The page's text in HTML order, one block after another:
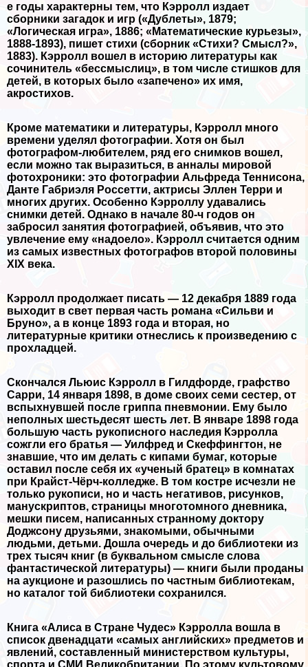
е годы хаpaктерны тем, что Кэрролл издает
сборники загадок и игр («Дублеты», 1879;
«Логическая игра», 1886; «Математические курьезы»,
1888-1893), пишет стихи (сборник «Стихи? Смысл?»,
1883). Кэрролл вошел в историю литературы как
сочинитель «бессмыслиц», в том числе стишков для
детей, в которых было «запечено» их имя,
акростихов.
Кроме математики и литературы, Кэрролл много
времени уделял фотографии. Хотя он был
фотографом-любителем, ряд его снимков вошел,
если можно так выразиться, в анналы мировой
фотохроники: это фотографии Альфреда Теннисона,
Данте Габриэля Россетти, актрисы Эллен Терри и
многих других. Особенно Кэрроллу удавались
снимки детей. Однако в начале 80-ч годов он
забросил занятия фотографией, объявив, что это
увлечение ему «надоело». Кэрролл считается одним
из самых известных фотографов второй половины
XIX века.
Кэрролл продолжает писать — 12 декабря 1889 года
выходит в свет первая часть романа «Сильви и
Бруно», а в конце 1893 года и вторая, но
литературные критики отнеслись к произведению с
прохладцей.
Скончался Льюис Кэрролл в Гилдфорде, графство
Сарри, 14 января 1898, в доме своих семи сестер, от
вспыхнувшей после гриппа пневмонии. Ему было
неполных шестьдесят шесть лет. В январе 1898 года
большую часть рукописного наследия Кэрролла
сожгли его братья — Уилфред и Скеффингтон, не
знавшие, что им делать с кипами бумаг, которые
оставил после себя их «ученый братец» в комнатах
при Крайст-Чёрч-колледже. В том костре исчезли не
только рукописи, но и часть негативов, рисунков,
мaнycкриптов, страницы многотомного дневника,
мешки писем, написанных странному доктору
Доджсону друзьями, знакомыми, обычными
людьми, детьми. Дошла очередь и до библиотеки из
трех тысяч книг (в буквальном смысле слова
фантастической литературы) — книги были проданы
на аукционе и разошлись по частным библиотекам,
но каталог той библиотеки сохранился.
Книга «Алиса в Стране Чудес» Кэрролла вошла в
список двенадцати «самых английских» предметов и
явлений, составленный министерством культуры,